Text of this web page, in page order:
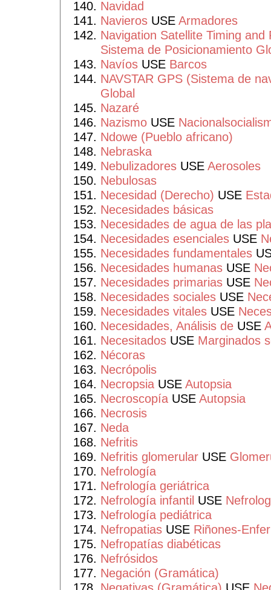
Navidad
NavierosUSE Armadores
Navigation Satellite Timing
Sistema de Posicionamiento
NavíosUSE Barcos
NAVSTAR GPS (Sistema de
Global
Nazaré
NazismoUSE
Ndowe (Pueblo africano)
Nebraska
NebulizadoresUSE Aerosoles
Nebulosas
Necesidad (Derecho) USE
Necesidades básicas
Necesidades de agua de las
Necesidades esencialesUSE
Necesidades fundamentales
Necesidades humanasUSE
Necesidades primariasUSE
Necesidades socialesUSE
Necesidades vitalesUSE
Necesidades, Análisis deUSE
NecesitadosUSE Marginados
Nécoras
Necrópolis
Necropsia USE Autopsia
Necroscopía USE Autopsia
Necrosis
Neda
Nefritis
Nefritis glomerularUSE
Nefrología
Nefrología geriátrica
Nefrología infantil USE
Nefrología pediátrica
NefropatiasUSE Riñones-
Nefropatías diabéticas
Nefrósidos
Negación (Gramática)
Negativas (Gramática) USE